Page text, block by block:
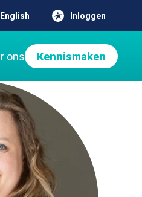
English Inloggen
ons Kennismaken